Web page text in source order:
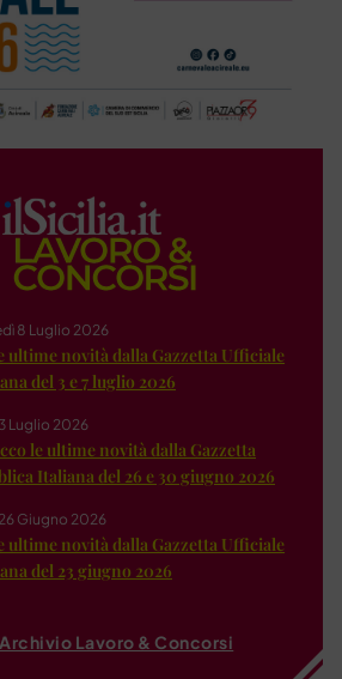
8 Luglio 2026
ultime novità dalla Gazzetta Ufficiale
del 3 e 7 luglio 2026
Luglio 2026
le ultime novità dalla Gazzetta
Italiana del 26 e 30 giugno 2026
Giugno 2026
ultime novità dalla Gazzetta Ufficiale
del 23 giugno 2026
Lavoro & Concorsi